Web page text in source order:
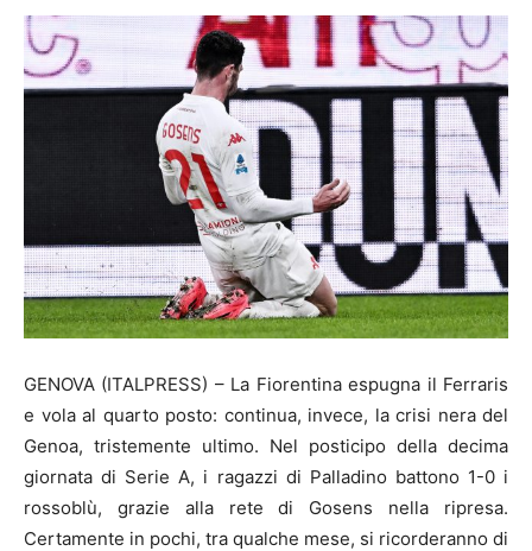
GENOVA (ITALPRESS) – La Fiorentina espugna il Ferraris
e vola al quarto posto: continua, invece, la crisi nera del
Genoa, tristemente ultimo. Nel posticipo della decima
giornata di Serie A, i ragazzi di Palladino battono 1-0 i
rossoblù, grazie alla rete di Gosens nella ripresa.
Certamente in pochi, tra qualche mese, si ricorderanno di